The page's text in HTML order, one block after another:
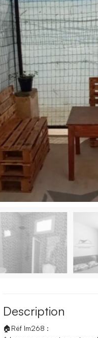
Description
🏠Réf lm268 :